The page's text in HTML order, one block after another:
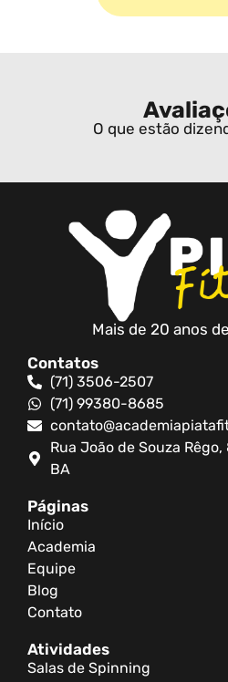
O que estão
Mais de 20 anos
Contatos
(71) 3506-2507
(71) 99380-8685
Rua João de Souza
BA
Páginas
Início
Academia
Equipe
Blog
Contato
Atividades
Salas de Spinning